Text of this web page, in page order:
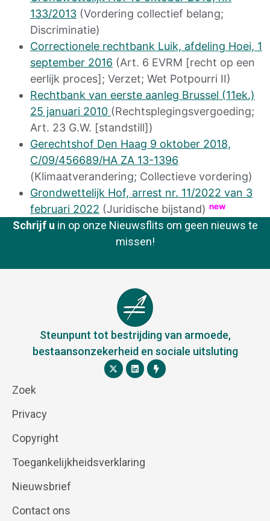
133/2013 (Vordering collectief belang;
Discriminatie)
Correctionele rechtbank Luik, afdeling Hoei, 1
september 2016 (Art. 6 EVRM [recht op een
eerlijk proces]; Verzet; Wet Potpourri II)
Rechtbank van eerste aanleg Brussel (11ek.)
25 januari 2010 (Rechtsplegingsvergoeding;
Art. 23 G.W. [standstill])
Gerechtshof Den Haag 9 oktober 2018,
C/09/456689/HA ZA 13-1396
(Klimaatverandering; Collectieve vordering)
Grondwettelijk Hof, arrest nr. 11/2022 van 3
februari 2022 (Juridische bijstand) new
Schrijf u in op onze Nieuwsflits om geen nieuws te
missen!
Steunpunt tot bestrijding van armoede,
bestaansonzekerheid en sociale uitsluting
Zoek
Privacy
Copyright
Toegankelijkheidsverklaring
Nieuwsbrief
Contact ons